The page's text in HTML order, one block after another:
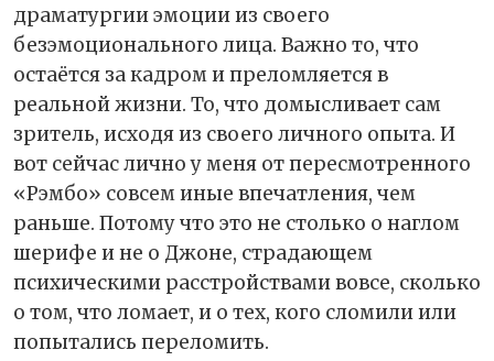
драматургии эмоции из своего
безэмоционального лица. Важно то, что
остаётся за кадром и преломляется в
реальной жизни. То, что домысливает сам
зритель, исходя из своего личного опыта. И
вот сейчас лично у меня от пересмотренного
«Рэмбо» совсем иные впечатления, чем
раньше. Потому что это не столько о наглом
шерифе и не о Джоне, страдающем
психическими расстройствами вовсе, сколько
о том, что ломает, и о тех, кого сломили или
попытались переломить.